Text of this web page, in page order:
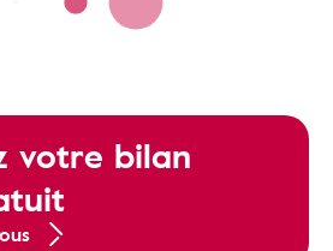
votre bilan